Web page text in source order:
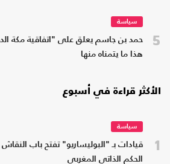
5
سياسة
حمد بن جاسم يعلق على "اتفاقية مكة
هذا ما يتمناه منها
الأكثر قراءة في أسبوع
1
سياسة
قيادات بـ "البوليساريو" تفتح باب
الحكم الذاتي المغربي